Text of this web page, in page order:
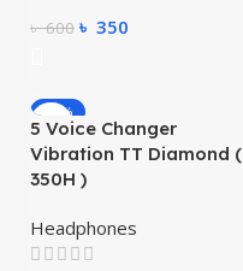
৳600 ৳ 350
-27%
5 Voice Changer
Vibration TT Diamond (
350H )
Headphones